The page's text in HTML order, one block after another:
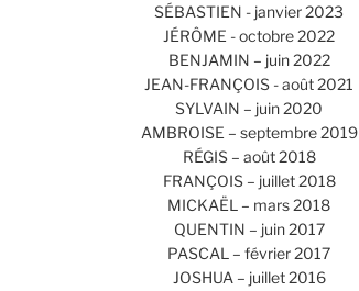
SÉBASTIEN - janvier 2023
JÉRÔME - octobre 2022
BENJAMIN – juin 2022
JEAN-FRANÇOIS - août 2021
SYLVAIN – juin 2020
AMBROISE – septembre 2019
RÉGIS – août 2018
FRANÇOIS – juillet 2018
MICKAËL – mars 2018
QUENTIN – juin 2017
PASCAL – février 2017
JOSHUA – juillet 2016